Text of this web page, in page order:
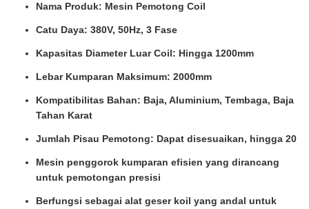
Nama Produk: Mesin Pemotong Coil
Catu Daya: 380V, 50Hz, 3 Fase
Kapasitas Diameter Luar Coil: Hingga 1200mm
Lebar Kumparan Maksimum: 2000mm
Kompatibilitas Bahan: Baja, Aluminium, Tembaga, Baja
Tahan Karat
Jumlah Pisau Pemotong: Dapat disesuaikan, hingga 20
Mesin penggorok kumparan efisien yang dirancang
untuk pemotongan presisi
Berfungsi sebagai alat geser koil yang andal untuk